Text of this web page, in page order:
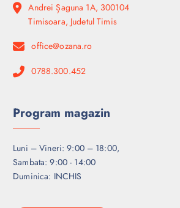
Andrei Șaguna 1A, 300104
Timisoara, Judetul Timis
office@ozana.ro
0788.300.452
Program magazin
Luni – Vineri: 9:00 – 18:00,
Sambata: 9:00 - 14:00
Duminica: INCHIS